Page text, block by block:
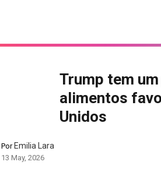
Trump tem
alimentos
Unidos
PorEmilia Lara
13 May, 2026